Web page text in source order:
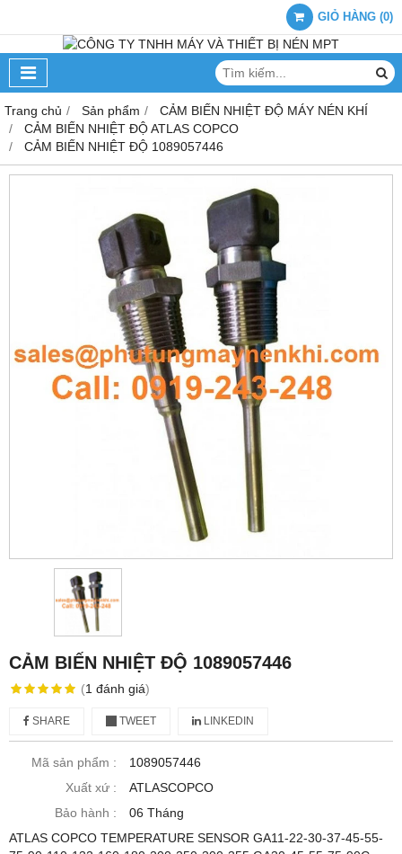
GIỎ HÀNG (0)
Trang chủ Sản phẩm
CẢM BIẾN NHIỆT ĐỘ MÁY NÉN KHÍ
CẢM BIẾN NHIỆT ĐỘ ATLAS COPCO
CẢM BIẾN NHIỆT ĐỘ 1089057446
CẢM BIẾN NHIỆT ĐỘ 1089057446
(1 đánh giá)
SHARE TWEET LINKEDIN
Mã sản phẩm :
1089057446
Xuất xứ :
ATLASCOPCO
Bảo hành :
06 Tháng
ATLAS COPCO TEMPERATURE SENSOR GA11-22-30-37-45-55-